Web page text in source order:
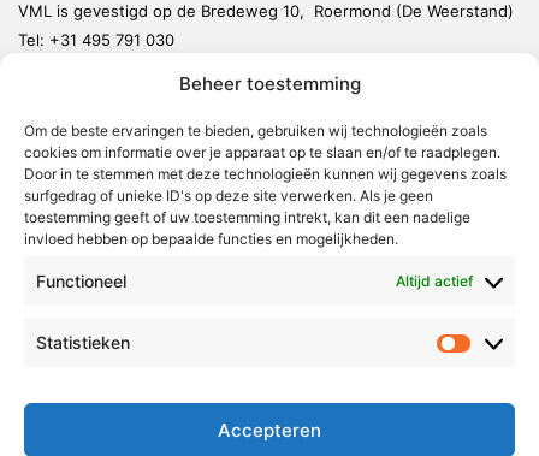
Beheer toestemming
Om de beste ervaringen te bieden, gebruiken wij technologieën zoals
cookies om informatie over je apparaat op te slaan en/of te raadplegen.
Door in te stemmen met deze technologieën kunnen wij gegevens zoals
surfgedrag of unieke ID's op deze site verwerken. Als je geen
toestemming geeft of uw toestemming intrekt, kan dit een nadelige
invloed hebben op bepaalde functies en mogelijkheden.
Functioneel Altijd actief
Statistieken
Accepteren
VML is gevestigd op de Bredeweg 10, Roermond (De Weerstand)
Tel: +31 495 791 030
Weert
Nederweert
Leudal
Maasgouw
Echt-Susteren
Roermond